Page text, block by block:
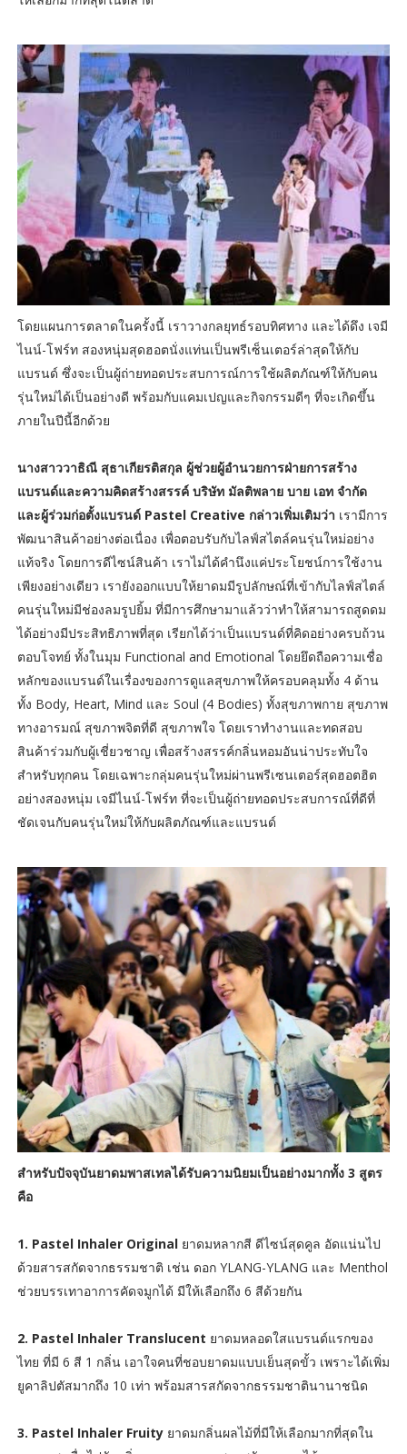
โดยแผนการตลาดในครั้งนี้ เราวางกลยุทธ์รอบทิศทาง และได้ดึง เจมี
ไนน์-โฟร์ท สองหนุ่มสุดฮอตนั่งแท่นเป็นพรีเซ็นเตอร์ล่าสุดให้กับ
แบรนด์ ซึ่งจะเป็นผู้ถ่ายทอดประสบการณ์การใช้ผลิตภัณฑ์ให้กับคน
รุ่นใหม่ได้เป็นอย่างดี พร้อมกับแคมเปญและกิจกรรมดีๆ ที่จะเกิดขึ้น
ภายในปีนี้อีกด้วย
นางสาววาธิณี สุธาเกียรติสกุล ผู้ช่วยผู้อำนวยการฝ่ายการสร้าง
แบรนด์และความคิดสร้างสรรค์ บริษัท มัลติพลาย บาย เอท จำกัด
และผู้ร่วมก่อตั้งแบรนด์ Pastel Creative กล่าวเพิ่มเติมว่า เรามีการ
พัฒนาสินค้าอย่างต่อเนื่อง เพื่อตอบรับกับไลฟ์สไตล์คนรุ่นใหม่อย่าง
แท้จริง โดยการดีไซน์สินค้า เราไม่ได้คำนึงแค่ประโยชน์การใช้งาน
เพียงอย่างเดียว เรายังออกแบบให้ยาดมมีรูปลักษณ์ที่เข้ากับไลฟ์สไตล์
คนรุ่นใหม่มีช่องลมรูปยิ้ม ที่มีการศึกษามาแล้วว่าทำให้สามารถสูดดม
ได้อย่างมีประสิทธิภาพที่สุด เรียกได้ว่าเป็นแบรนด์ที่คิดอย่างครบถ้วน
ตอบโจทย์ ทั้งในมุม Functional and Emotional โดยยึดถือความเชื่อ
หลักของแบรนด์ในเรื่องของการดูแลสุขภาพให้ครอบคลุมทั้ง 4 ด้าน
ทั้ง Body, Heart, Mind และ Soul (4 Bodies) ทั้งสุขภาพกาย สุขภาพ
ทางอารมณ์ สุขภาพจิตที่ดี สุขภาพใจ โดยเราทำงานและทดสอบ
สินค้าร่วมกับผู้เชี่ยวชาญ เพื่อสร้างสรรค์กลิ่นหอมอันน่าประทับใจ
สำหรับทุกคน โดยเฉพาะกลุ่มคนรุ่นใหม่ผ่านพรีเซนเตอร์สุดฮอตฮิต
อย่างสองหนุ่ม เจมีไนน์-โฟร์ท ที่จะเป็นผู้ถ่ายทอดประสบการณ์ที่ดีที่
ชัดเจนกับคนรุ่นใหม่ให้กับผลิตภัณฑ์และแบรนด์
สำหรับปัจจุบันยาดมพาสเทลได้รับความนิยมเป็นอย่างมากทั้ง 3 สูตร
คือ
1. Pastel Inhaler Originalยาดมหลากสี ดีไซน์สุดคูล อัดแน่นไป
ด้วยสารสกัดจากธรรมชาติ เช่น ดอก YLANG-YLANG และ Menthol
ช่วยบรรเทาอาการคัดจมูกได้ มีให้เลือกถึง 6 สีด้วยกัน
2. Pastel Inhaler Translucent ยาดมหลอดใสแบรนด์แรกของ
ไทย ที่มี 6 สี 1 กลิ่น เอาใจคนที่ชอบยาดมแบบเย็นสุดขั้ว เพราะได้เพิ่ม
ยูคาลิปตัสมากถึง 10 เท่า พร้อมสารสกัดจากธรรมชาตินานาชนิด
3. Pastel Inhaler Fruityยาดมกลิ่นผลไม้ที่มีให้เลือกมากที่สุดใน